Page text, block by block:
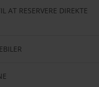
AT RESERVERE DIREKTE